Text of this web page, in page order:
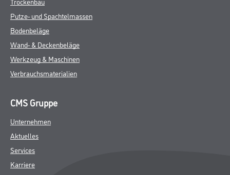
Probebeschichtung ermitteln.
ZUSATZINFOS
DATENBLÄTTER
SPEZIFIKATIONEN